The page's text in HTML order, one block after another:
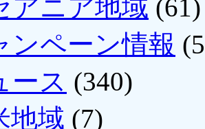
アニア地域 (61)
ンペーン情報
ース (340)
地域 (7)